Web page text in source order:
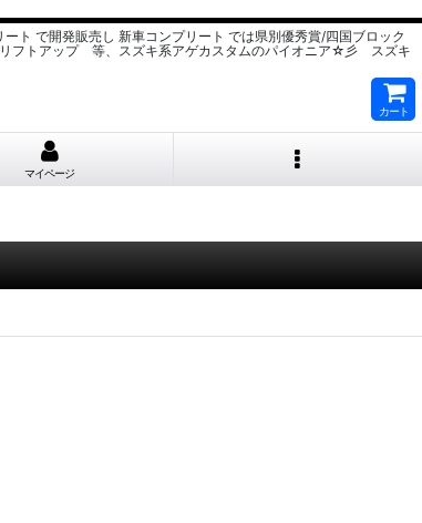
ト で開発販売し 新車コンプリート では県別優秀賞/四国ブロック
リフトアップ 等、スズキ系アゲカスタムのパイオニア☆彡 スズキ
カート
マイページ